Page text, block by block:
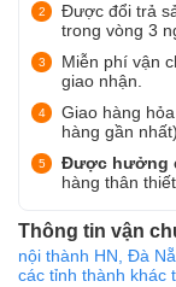
Được đổi trả
trong vòng 3
Miễn phí vận
giao nhận.
Giao hàng
hàng gần nhất)
Được hưởng
hàng thân thiết.
Thông tin vận
nội thành HN, Đà
các tỉnh thành khác